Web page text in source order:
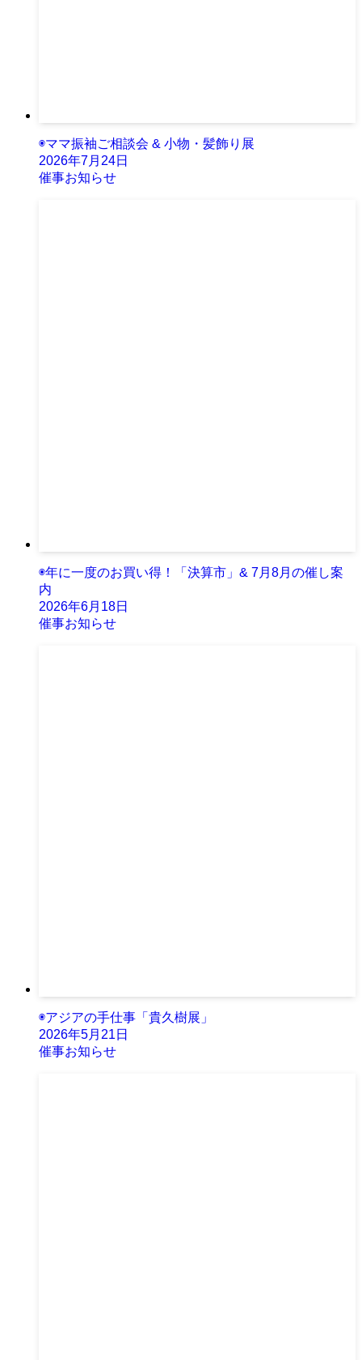
◉ママ振袖ご相談会 & 小物・髪飾り展
2026年7月24日
催事お知らせ
◉年に一度のお買い得！「決算市」& 7月8月の催し案
内
2026年6月18日
催事お知らせ
◉アジアの手仕事「貴久樹展」
2026年5月21日
催事お知らせ